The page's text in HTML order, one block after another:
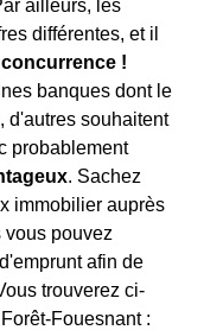
ailleurs, les
différentes, et il
!
banques dont le
d'autres souhaitent
probablement
. Sachez
immobilier auprès
pouvez
afin de
trouverez ci-
Fouesnant :